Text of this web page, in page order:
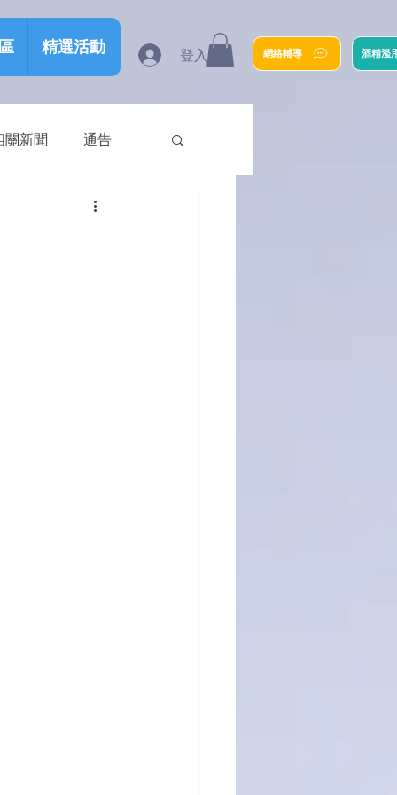
精選活動 登入 網絡輔導 酒精濫
關新聞 通告